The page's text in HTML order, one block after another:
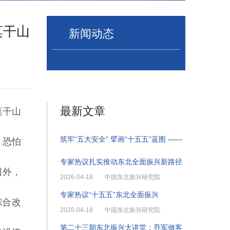
山
山
怕
，
改
新闻动态
最新文章
筑牢“五大安全” 擘画“十五五”蓝图 ——
专家热议扎实推动东北全面振兴新路径
2026-04-18 中国东北振兴研究院
专家热议“十五五”东北全面振兴
2026-04-18 中国东北振兴研究院
第二十三期东北振兴大讲堂：乔军做客